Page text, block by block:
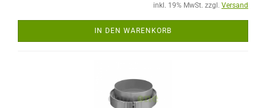
inkl. 19% MwSt. zzgl. Versand
IN DEN WARENKORB